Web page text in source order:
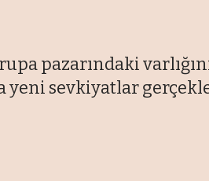
pazarındaki
yeni sevkiyatlar